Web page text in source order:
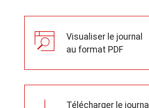
Visualiser le journal
au format PDF
Télécharger le journal